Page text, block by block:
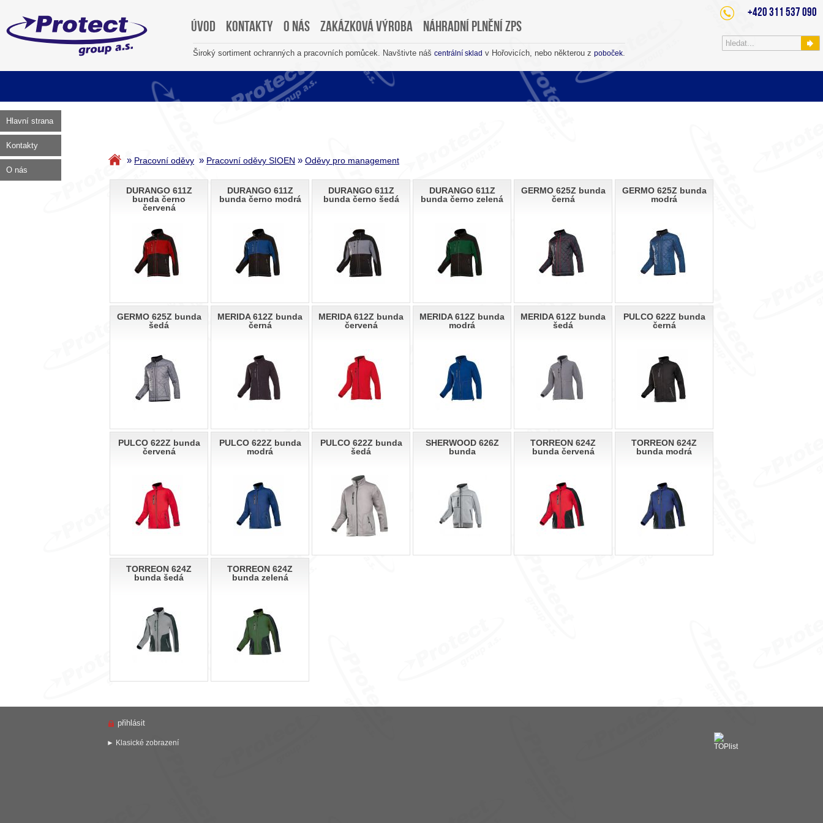
» Pracovní oděvy » Pracovní oděvy SIOEN » Oděvy pro management
DURANGO 611Z
bunda černo
červená
DURANGO 611Z
bunda černo modrá
DURANGO 611Z
bunda černo šedá
DURANGO 611Z
bunda černo zelená
GERMO 625Z bunda
černá
GERMO 625Z bunda
modrá
GERMO 625Z bunda
šedá
MERIDA 612Z bunda
černá
MERIDA 612Z bunda
červená
MERIDA 612Z bunda
modrá
MERIDA 612Z bunda
šedá
PULCO 622Z bunda
černá
PULCO 622Z bunda
červená
PULCO 622Z bunda
modrá
PULCO 622Z bunda
šedá
SHERWOOD 626Z
bunda
TORREON 624Z
bunda červená
TORREON 624Z
bunda modrá
TORREON 624Z
bunda šedá
TORREON 624Z
bunda zelená
Hlavní strana
Kontakty
O nás
Úvod Kontakty O nás Zakázková výroba Náhradní plnění ZPS
+420 311 537 090
Široký sortiment ochranných a pracovních pomůcek. Navštivte náš centrální sklad v Hořovicích, nebo některou z poboček.